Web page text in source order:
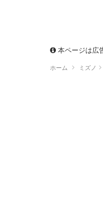
本ページは広
ホーム ミズノ